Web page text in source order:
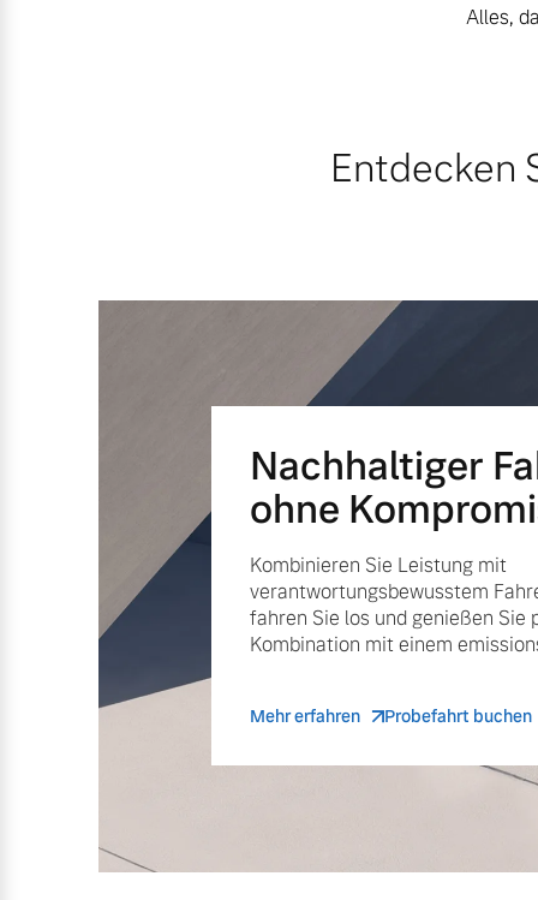
Entdecken Sie unsere saisonalen
Alles,
Entdecken
Nachhaltiger
ohne
Kombinieren Sie Leistung mit
verantwortungsbewusstem
fahren Sie los und genießen Sie
Kombination mit einem
Mehr erfahren Probefahrt buchen